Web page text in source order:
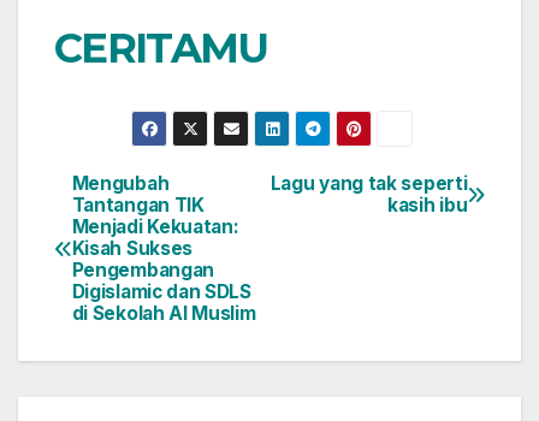
CERITAMU
Lagu yang tak seperti
kasih ibu
Mengubah
Tantangan TIK
Menjadi Kekuatan:
Kisah Sukses
Pengembangan
Digislamic dan SDLS
di Sekolah Al Muslim